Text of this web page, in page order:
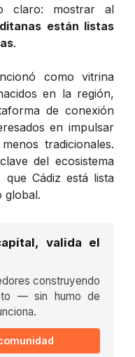
claro: mostrar al
están listas
.
como vitrina
en la región,
de conexión
en impulsar
tradicionales.
del ecosistema
Cádiz está lista
global.
valida el
construyendo
— sin humo de